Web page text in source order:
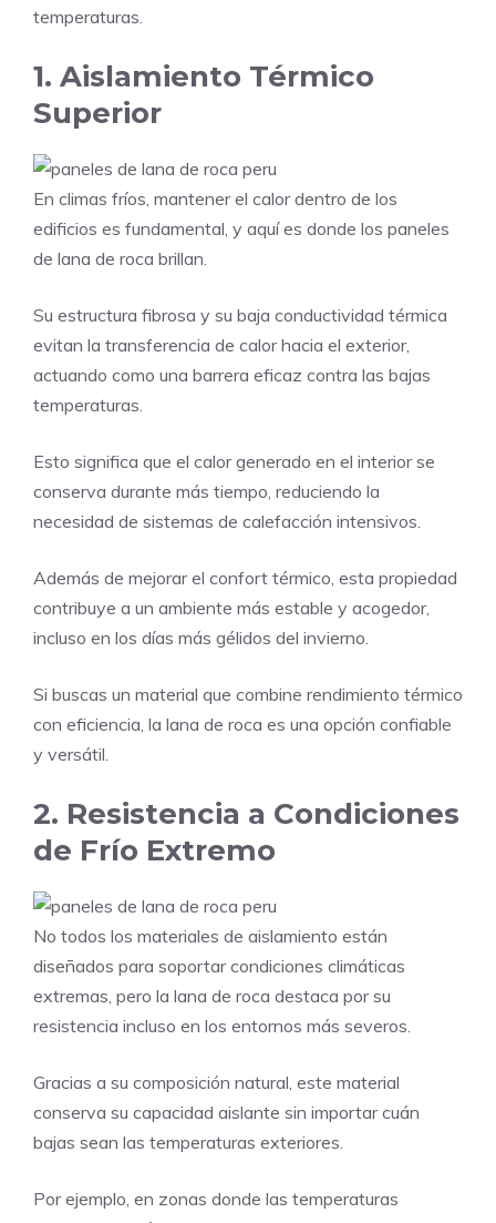
temperaturas.
1. Aislamiento Térmico
Superior
En climas fríos, mantener el calor dentro de los
edificios es fundamental, y aquí es donde los paneles
de lana de roca brillan.
Su estructura fibrosa y su baja conductividad térmica
evitan la transferencia de calor hacia el exterior,
actuando como una barrera eficaz contra las bajas
temperaturas.
Esto significa que el calor generado en el interior se
conserva durante más tiempo, reduciendo la
necesidad de sistemas de calefacción intensivos.
Además de mejorar el confort térmico, esta propiedad
contribuye a un ambiente más estable y acogedor,
incluso en los días más gélidos del invierno.
Si buscas un material que combine rendimiento térmico
con eficiencia, la lana de roca es una opción confiable
y versátil.
2. Resistencia a Condiciones
de Frío Extremo
No todos los materiales de aislamiento están
diseñados para soportar condiciones climáticas
extremas, pero la lana de roca destaca por su
resistencia incluso en los entornos más severos.
Gracias a su composición natural, este material
conserva su capacidad aislante sin importar cuán
bajas sean las temperaturas exteriores.
Por ejemplo, en zonas donde las temperaturas